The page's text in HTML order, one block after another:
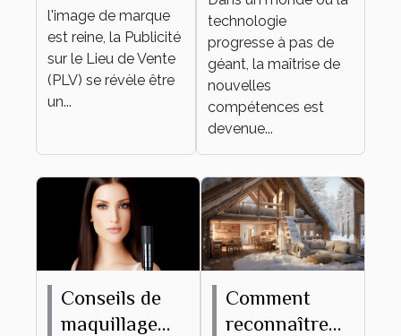
l'image de marque
est reine, la Publicité
sur le Lieu de Vente
(PLV) se révèle être
un...
développement
personnel et
professionnel
technologie
progresse à pas de
géant, la maîtrise de
nouvelles
compétences est
devenue...
Conseils de
maquillage
Comment
reconnaître